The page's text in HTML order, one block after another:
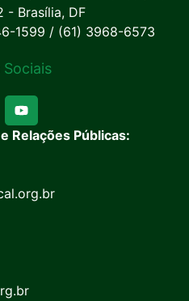
- Brasília, DF
1599 / (61) 3968-6573
Relações Públicas: